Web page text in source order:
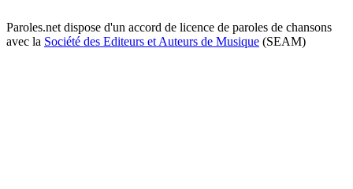
Paroles.net dispose d'un accord de licence de paroles de chansons
avec la Société des Editeurs et Auteurs de Musique (SEAM)